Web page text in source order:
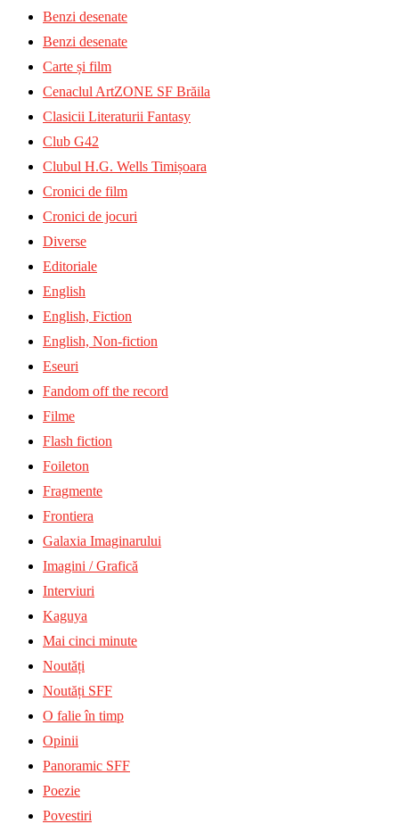
Benzi desenate
Benzi desenate
Carte și film
Cenaclul ArtZONE SF Brăila
Clasicii Literaturii Fantasy
Club G42
Clubul H.G. Wells Timișoara
Cronici de film
Cronici de jocuri
Diverse
Editoriale
English
English, Fiction
English, Non-fiction
Eseuri
Fandom off the record
Filme
Flash fiction
Foileton
Fragmente
Frontiera
Galaxia Imaginarului
Imagini / Grafică
Interviuri
Kaguya
Mai cinci minute
Noutăți
Noutăți SFF
O falie în timp
Opinii
Panoramic SFF
Poezie
Povestiri